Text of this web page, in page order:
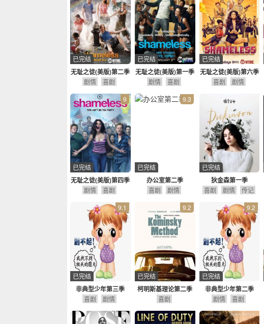
无耻之徒(美版)第二季
已完结
剧情 喜剧
无耻之徒(美版)第一季
已完结
剧情 喜剧
无耻之徒(美版)第六季
已完结
喜剧 剧情
无耻之徒(美版)第四季
9
已完结
剧情 喜剧
办公室第二季
9.3
已完结
喜剧 剧情
狄金森第一季
已完结
喜剧 剧情 传记
非典型少年第三季
9.1
已完结
喜剧 剧情
柯明斯基理论第二季
9.2
已完结
喜剧
非典型少年第二季
9.2
已完结
剧情 喜剧